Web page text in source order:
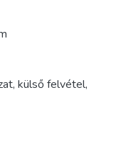
, külső felvétel,